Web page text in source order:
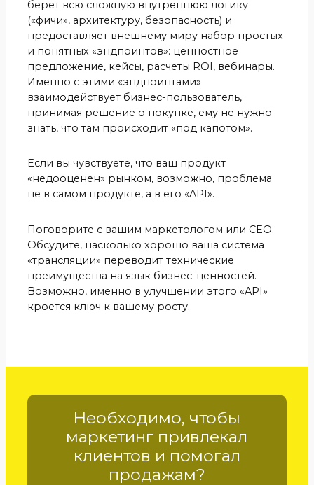
берет всю сложную внутреннюю логику
(«фичи», архитектуру, безопасность) и
предоставляет внешнему миру набор простых
и понятных «эндпоинтов»: ценностное
предложение, кейсы, расчеты ROI, вебинары.
Именно с этими «эндпоинтами»
взаимодействует бизнес-пользователь,
принимая решение о покупке, ему не нужно
знать, что там происходит «под капотом».
Если вы чувствуете, что ваш продукт
«недооценен» рынком, возможно, проблема
не в самом продукте, а в его «API».
Поговорите с вашим маркетологом или CEO.
Обсудите, насколько хорошо ваша система
«трансляции» переводит технические
преимущества на язык бизнес-ценностей.
Возможно, именно в улучшении этого «API»
кроется ключ к вашему росту.
Необходимо, чтобы
маркетинг привлекал
клиентов и помогал
продажам?